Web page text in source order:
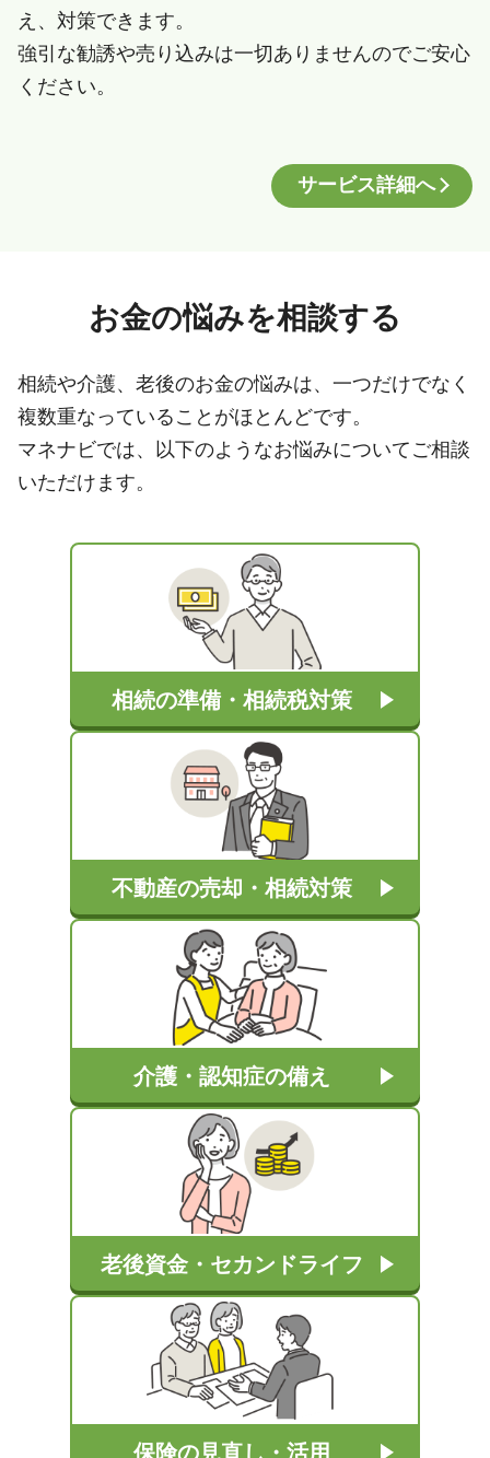
え、対策できます。
強引な勧誘や売り込みは一切ありませんのでご安心
ください。
サービス詳細へ
お金の悩みを相談する
相続や介護、老後のお金の悩みは、一つだけでなく
複数重なっていることがほとんどです。
マネナビでは、以下のようなお悩みについてご相談
いただけます。
相続の準備・相続税対策
不動産の売却・相続対策
介護・認知症の備え
老後資金・セカンドライフ
保険の見直し・活用